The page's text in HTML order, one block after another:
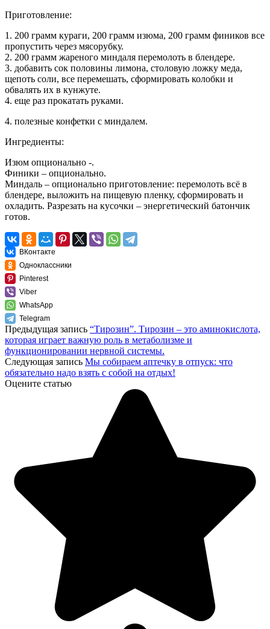
Приготовление:
1. 200 грамм кураги, 200 грамм изюма, 200 грамм фиников все
пропустить через мясорубку.
2. 200 грамм жареного миндаля перемолоть в блендере.
3. добавить сок половины лимона, столовую ложку меда,
щепоть соли, все перемешать, сформировать колобки и
обвалять их в кунжуте.
4. еще раз прокатать руками.
4. полезные конфетки с миндалем.
Ингредиенты:
Изюм опционально -.
Финики – опционально.
Миндаль – опционально приготовление: перемолоть всё в
блендере, выложить на пищевую пленку, сформировать и
охладить. Разрезать на кусочки – энергетический батончик
готов.
ВКонтакте
Одноклассники
Pinterest
Viber
WhatsApp
Telegram
Предыдущая запись “Тирозин”. Тирозин – это аминокислота,
которая играет важную роль в метаболизме и
функционировании нервной системы.
Следующая запись Мы собираем аптечку в отпуск: что
обязательно надо взять с собой на отдых!
Оцените статью